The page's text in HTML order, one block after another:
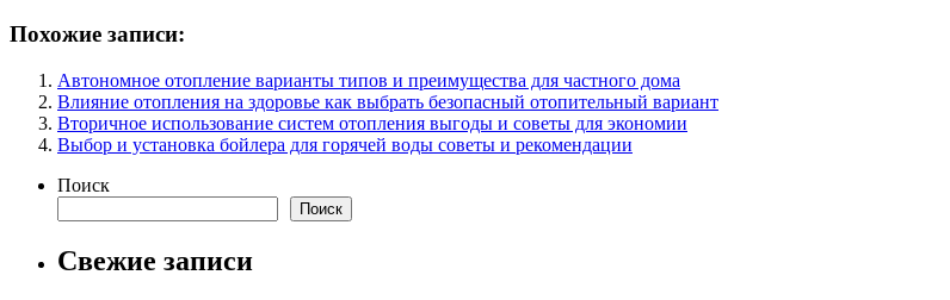
Похожие записи:
Автономное отопление варианты типов и преимущества для частного дома
Влияние отопления на здоровье как выбрать безопасный отопительный вариант
Вторичное использование систем отопления выгоды и советы для экономии
Выбор и установка бойлера для горячей воды советы и рекомендации
Поиск
Поиск
Свежие записи